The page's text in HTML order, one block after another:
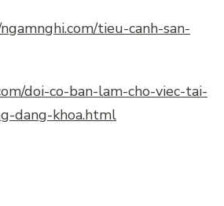
tieu-canh-san-
doi-co-ban-lam-cho-viec-tai-
dang-khoa.html